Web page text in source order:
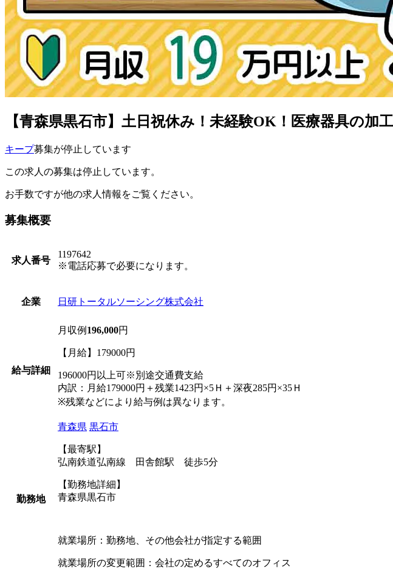
【青森県黒石市】土日祝休み！未経験OK！医療器具の加
キープ募集が停止しています
この求人の募集は停止しています。
お手数ですが他の求人情報をご覧ください。
募集概要
求人番号
1197642
※電話応募で必要になります。
企業 日研トータルソーシング株式会社
給与詳細
月収例 196,000円
【月給】179000円
196000円以上可※別途交通費支給
内訳：月給179000円＋残業1423円×5Ｈ＋深夜285円×35Ｈ
※残業などにより給与例は異なります。
勤務地
青森県 黒石市
【最寄駅】
弘南鉄道弘南線 田舎館駅 徒歩5分
【勤務地詳細】
青森県黒石市
就業場所：勤務地、その他会社が指定する範囲
就業場所の変更範囲：会社の定めるすべてのオフィス